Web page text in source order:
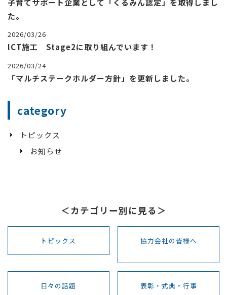
子育てサポート企業として「くるみん認定」を取得しまし
た。
2026/03/26
ICT施工 Stage2に取り組んでいます！
2026/03/24
「マルチステークホルダー方針」を更新しました。
category
トピックス
お知らせ
＜カテゴリー別に見る＞
トピックス 協力会社の皆様へ
日々の話題 表彰・式典・行事